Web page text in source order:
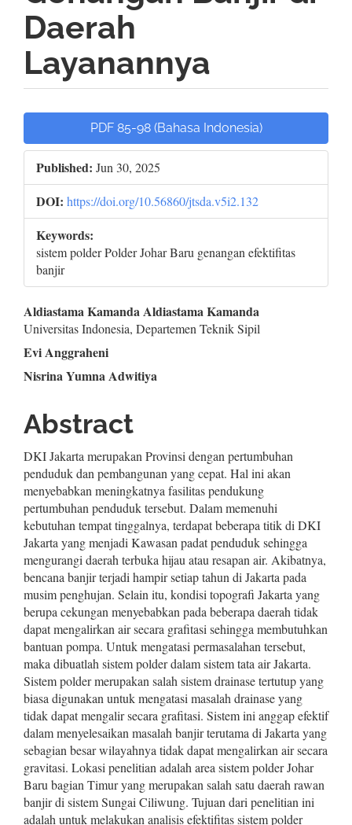
Daerah
Layanannya
Article
Sidebar
PDF 85-98 (Bahasa Indonesia)
Published: Jun 30, 2025
DOI: https://doi.org/10.56860/jtsda.v5i2.132
Keywords:
sistem polder Polder Johar Baru genangan efektifitas
banjir
Main
Article
Content
Aldiastama Kamanda Aldiastama Kamanda
Universitas Indonesia, Departemen Teknik Sipil
Evi Anggraheni
Nisrina Yumna Adwitiya
Abstract
DKI Jakarta merupakan Provinsi dengan pertumbuhan
penduduk dan pembangunan yang cepat. Hal ini akan
menyebabkan meningkatnya fasilitas pendukung
pertumbuhan penduduk tersebut. Dalam memenuhi
kebutuhan tempat tinggalnya, terdapat beberapa titik di DKI
Jakarta yang menjadi Kawasan padat penduduk sehingga
mengurangi daerah terbuka hijau atau resapan air. Akibatnya,
bencana banjir terjadi hampir setiap tahun di Jakarta pada
musim penghujan. Selain itu, kondisi topografi Jakarta yang
berupa cekungan menyebabkan pada beberapa daerah tidak
dapat mengalirkan air secara grafitasi sehingga membutuhkan
bantuan pompa. Untuk mengatasi permasalahan tersebut,
maka dibuatlah sistem polder dalam sistem tata air Jakarta.
Sistem polder merupakan salah sistem drainase tertutup yang
biasa digunakan untuk mengatasi masalah drainase yang
tidak dapat mengalir secara grafitasi. Sistem ini anggap efektif
dalam menyelesaikan masalah banjir terutama di Jakarta yang
sebagian besar wilayahnya tidak dapat mengalirkan air secara
gravitasi. Lokasi penelitian adalah area sistem polder Johar
Baru bagian Timur yang merupakan salah satu daerah rawan
banjir di sistem Sungai Ciliwung. Tujuan dari penelitian ini
adalah untuk melakukan analisis efektifitas sistem polder